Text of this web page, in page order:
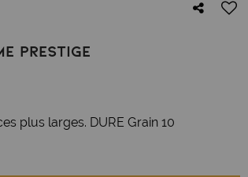
PRESTIGE
plus larges. DURE Grain 10